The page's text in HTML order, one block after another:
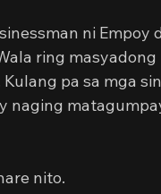
ni Empoy
ring
pa sa mga
naging
nito.